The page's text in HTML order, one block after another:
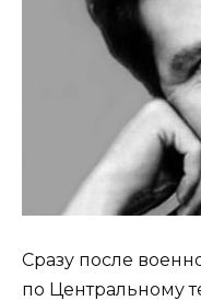
Сразу после
по Центральному